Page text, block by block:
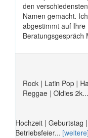
den
Namen gemacht.
abgestimmt auf
Beratungsgespräch
Rock | Latin Pop |
Reggae | Oldies 2k...
Hochzeit | Geburtstag
Betriebsfeier... [weitere]